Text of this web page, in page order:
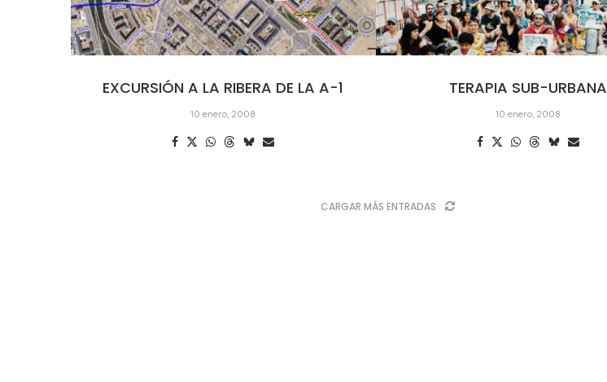
EXCURSIÓN A LA RIBERA DE LA A-1
10 enero, 2008
TERAPIA SUB-URBANA
10 enero, 2008
CARGAR MÁS ENTRADAS